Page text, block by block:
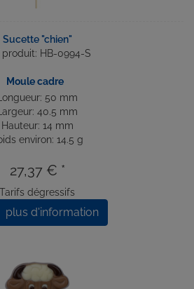
Sucette "chien"
produit: HB-0994-S
Moule cadre
Longueur: 50 mm
Largeur: 40.5 mm
Hauteur: 14 mm
environ: 14.5 g
27,37 € *
Tarifs dégressifs
plus d'information